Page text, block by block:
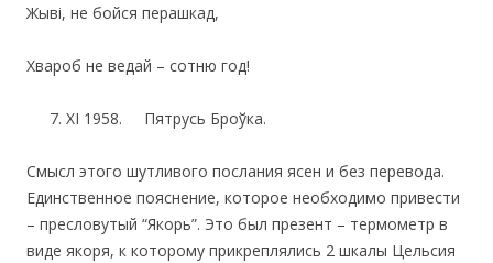
Жывi, не бойся перашкад,
Хвароб не ведай – сотню год!
XI 1958. Пятрусь Броўка.
Смысл этого шутливого послания ясен и без перевода.
Единственное пояснение, которое необходимо привести
– пресловутый “Якорь”. Это был презент – термометр в
виде якоря, к которому прикреплялись 2 шкалы Цельсия